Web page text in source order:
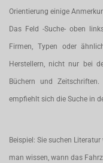
Orientierung einige
Das Feld -Suche- oben
Firmen, Typen oder
Herstellern, nicht nur bei
Büchern und
empfiehlt sich die Suche in
Beispiel: Sie suchen
man wissen, wann das